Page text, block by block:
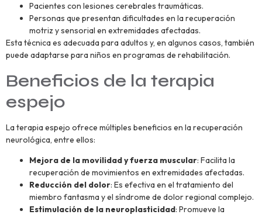
Pacientes con lesiones cerebrales traumáticas.
Personas que presentan dificultades en la recuperación
motriz y sensorial en extremidades afectadas.
Esta técnica es adecuada para adultos y, en algunos casos, también
puede adaptarse para niños en programas de rehabilitación.
Beneficios de la terapia
espejo
La terapia espejo ofrece múltiples beneficios en la recuperación
neurológica, entre ellos:
Mejora de la movilidad y fuerza muscular: Facilita la
recuperación de movimientos en extremidades afectadas.
Reducción del dolor: Es efectiva en el tratamiento del
miembro fantasma y el síndrome de dolor regional complejo.
Estimulación de la neuroplasticidad: Promueve la